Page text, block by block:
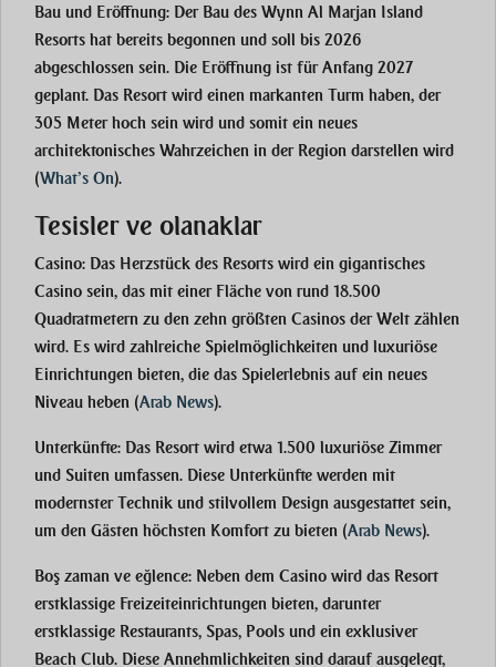
Bau und Eröffnung: Der Bau des Wynn Al Marjan Island
Resorts hat bereits begonnen und soll bis 2026
abgeschlossen sein. Die Eröffnung ist für Anfang 2027
geplant. Das Resort wird einen markanten Turm haben, der
305 Meter hoch sein wird und somit ein neues
architektonisches Wahrzeichen in der Region darstellen wird​
(What’s On).
Tesisler ve olanaklar
Casino: Das Herzstück des Resorts wird ein gigantisches
Casino sein, das mit einer Fläche von rund 18.500
Quadratmetern zu den zehn größten Casinos der Welt zählen
wird. Es wird zahlreiche Spielmöglichkeiten und luxuriöse
Einrichtungen bieten, die das Spielerlebnis auf ein neues
Niveau heben​ (Arab News).
Unterkünfte: Das Resort wird etwa 1.500 luxuriöse Zimmer
und Suiten umfassen. Diese Unterkünfte werden mit
modernster Technik und stilvollem Design ausgestattet sein,
um den Gästen höchsten Komfort zu bieten​ (Arab News).
Boş zaman ve eğlence: Neben dem Casino wird das Resort
erstklassige Freizeiteinrichtungen bieten, darunter
erstklassige Restaurants, Spas, Pools und ein exklusiver
Beach Club. Diese Annehmlichkeiten sind darauf ausgelegt,